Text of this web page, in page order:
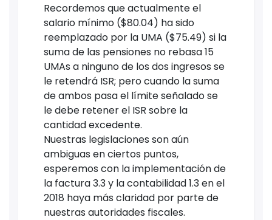
Recordemos que actualmente el
salario mínimo ($80.04) ha sido
reemplazado por la UMA ($75.49) si la
suma de las pensiones no rebasa 15
UMAs a ninguno de los dos ingresos se
le retendrá ISR; pero cuando la suma
de ambos pasa el límite señalado se
le debe retener el ISR sobre la
cantidad excedente.
Nuestras legislaciones son aún
ambiguas en ciertos puntos,
esperemos con la implementación de
la factura 3.3 y la contabilidad 1.3 en el
2018 haya más claridad por parte de
nuestras autoridades fiscales.